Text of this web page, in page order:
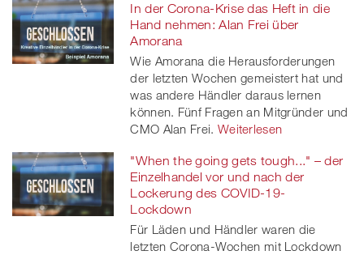
In der Corona-Krise das Heft in die
Hand nehmen: Alan Frei über
Amorana
Wie Amorana die Herausforderungen
der letzten Wochen gemeistert hat und
was andere Händler daraus lernen
können. Fünf Fragen an Mitgründer und
CMO Alan Frei. Weiterlesen
"When the going gets tough..." – der
Einzelhandel vor und nach der
Lockerung des COVID-19-
Lockdown
Für Läden und Händler waren die
letzten Corona-Wochen mit Lockdown